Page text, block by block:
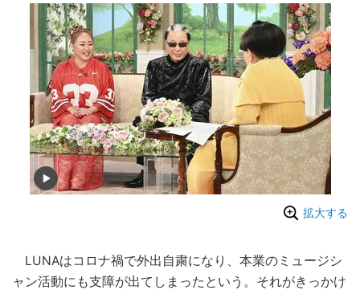
拡大する
LUNAはコロナ禍で外出自粛になり、本業のミュージシ
ャン活動にも支障が出てしまったという。それがきっかけ